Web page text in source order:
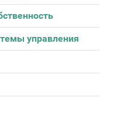
управления